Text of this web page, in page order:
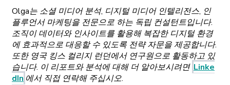
Olga는 소셜 미디어 분석, 디지털 미디어 인텔리전스, 인
플루언서 마케팅을 전문으로 하는 독립 컨설턴트입니다.
조직이 데이터와 인사이트를 활용해 복잡한 디지털 환경
에 효과적으로 대응할 수 있도록 전략 자문을 제공합니다.
또한 영국 킹스 컬리지 런던에서 연구원으로 활동하고 있
습니다. 이 리포트와 분석에 대해 더 알아보시려면 Linke
dIn 에서 직접 연락해 주십시오.